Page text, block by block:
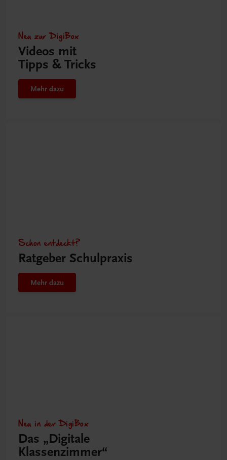
Neu zur DigiBox
Videos mit
Tipps & Tricks
Mehr dazu
Schon entdeckt?
Ratgeber Schulpraxis
Mehr dazu
Neu in der DigiBox
Das „Digitale
Klassenzimmer“